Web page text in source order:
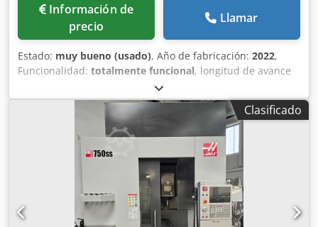
Información de
precio
Llamar
Estado: muy bueno (usado), Año de fabricación: 2022,
Funcionalidad: totalmente funcional, longitud de avance
, longitud de avance eje Y:
longitud de avance eje Z:762 mm, modelo de controlador:
, velocidad del cabezal (máx.): 7.500 rpm, número de
ranuras del almacén de herramientas:
, Equipamiento:
cinta transportadora de virutas, documentación /
, Husillo cónico de 50 con caja de cambios de 2
velocidades. Se puede personalizar según sus
necesidades. Dcedpfx Aozr U S Nspiok Ideal para
materiales más duros y herramientas de corte de mayor
diámetro.
Clasificado